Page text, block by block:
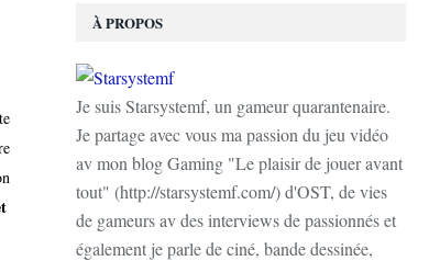
À PROPOS
Je suis Starsystemf, un gameur quarantenaire.
Je partage avec vous ma passion du jeu vidéo
av mon blog Gaming "Le plaisir de jouer avant
tout" (http://starsystemf.com/) d'OST, de vies
de gameurs av des interviews de passionnés et
également je parle de ciné, bande dessinée,